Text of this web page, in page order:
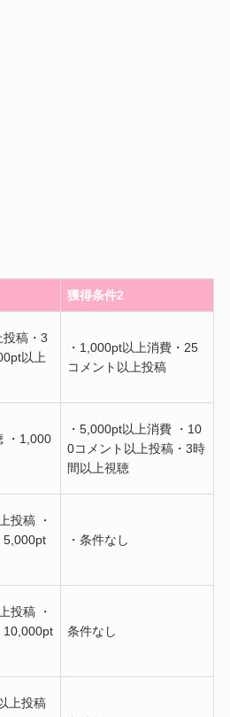
獲得条件2
投稿・3
以上
・1,000pt以上消費・25
コメント以上投稿
・1,000
・5,000pt以上消費 ・10
0コメント以上投稿・3時
間以上視聴
投稿 ・
5,000pt
・条件なし
投稿 ・
10,000pt
条件なし
上投稿